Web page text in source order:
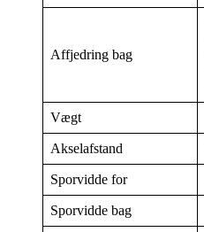
Affjedring bag
Vægt
Akselafstand
Sporvidde for
Sporvidde bag